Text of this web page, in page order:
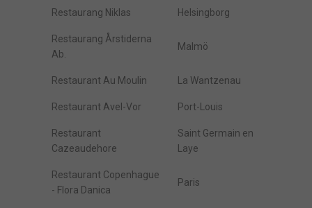
Restaurang Niklas Helsingborg
Restaurang Årstiderna
Ab.
Malmö
Restaurant Au Moulin La Wantzenau
Restaurant Avel-Vor Port-Louis
Restaurant
Cazeaudehore
Saint Germain en
Laye
Restaurant Copenhague
- Flora Danica
Paris